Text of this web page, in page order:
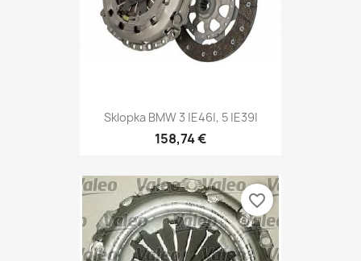
Sklopka BMW 3 |E46|, 5 |E39|
158,74 €
favorite_border